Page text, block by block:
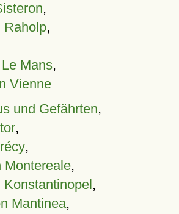
,
Raholp,
Mans,
Vienne
und Gefährten,
,
,
Montereale,
,
Mantinea,